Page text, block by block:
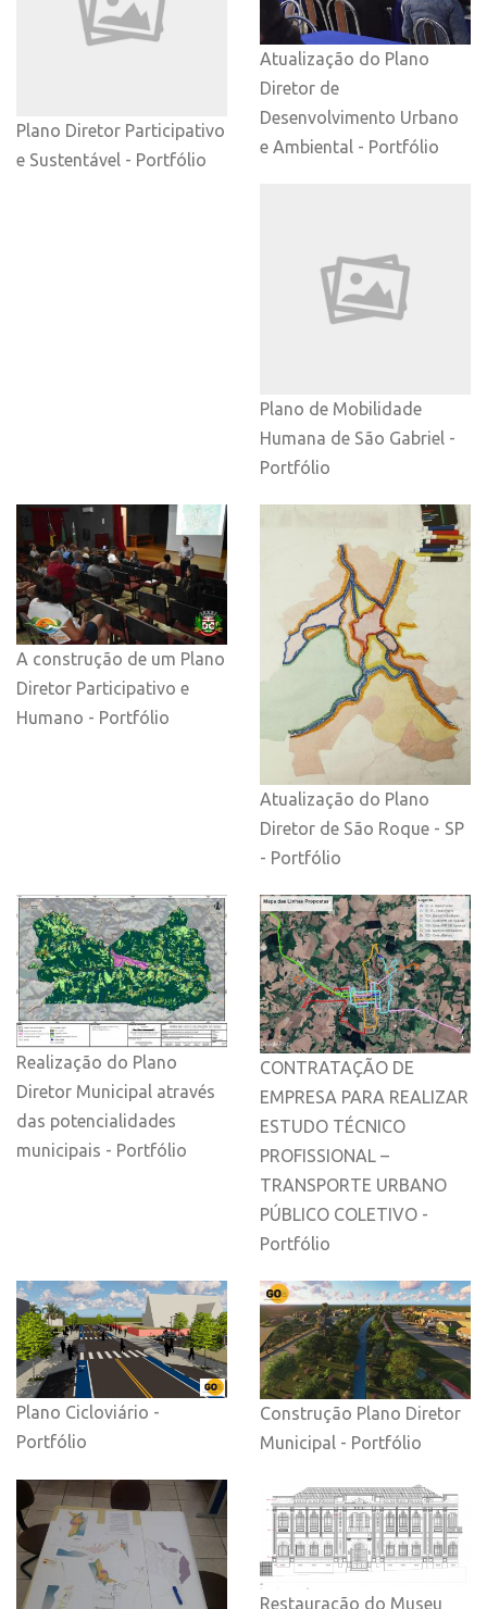
Plano Diretor Participativo
e Sustentável - Portfólio
Atualização do Plano
Diretor de
Desenvolvimento Urbano
e Ambiental - Portfólio
Plano de Mobilidade
Humana de São Gabriel -
Portfólio
A construção de um Plano
Diretor Participativo e
Humano - Portfólio
Atualização do Plano
Diretor de São Roque - SP
- Portfólio
Realização do Plano
Diretor Municipal através
das potencialidades
municipais - Portfólio
CONTRATAÇÃO DE
EMPRESA PARA REALIZAR
ESTUDO TÉCNICO
PROFISSIONAL –
TRANSPORTE URBANO
PÚBLICO COLETIVO -
Portfólio
Plano Cicloviário -
Portfólio
Construção Plano Diretor
Municipal - Portfólio
Restauração do Museu